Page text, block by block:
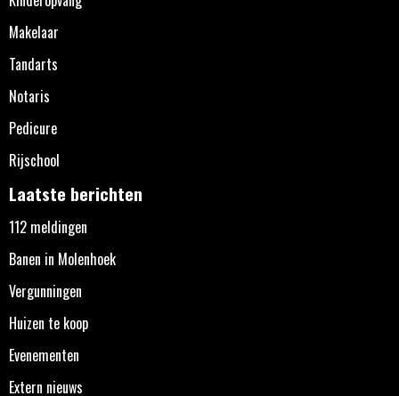
Makelaar
Tandarts
Notaris
Pedicure
Rijschool
Laatste berichten
112 meldingen
Banen in Molenhoek
Vergunningen
Huizen te koop
Evenementen
Extern nieuws